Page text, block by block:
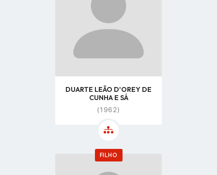
DUARTE LEÃO D'OREY DE
CUNHA E SÁ
(1962)
FILHO
Go